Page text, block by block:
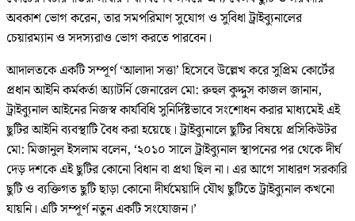
অবকাশ ভোগ করেন, তার সমপরিমাণ সুযোগ ও সুবিধা ট্রাইব্যুনালের
চেয়ারম্যান ও সদস্যরাও ভোগ করতে পারবেন।
আদালতকে একটি সম্পূর্ণ ‘আলাদা সত্তা’ হিসেবে উল্লেখ করে সুপ্রিম কোর্টের
প্রধান আইনি কর্মকর্তা অ্যাটর্নি জেনারেল মো: রুহুল কুদ্দুস কাজল জানান,
ট্রাইব্যুনাল আইনের নিজস্ব কার্যবিধি সুনির্দিষ্টভাবে সংশোধন করার মাধ্যমেই এই
ছুটির আইনি ব্যবস্থাটি বৈধ করা হয়েছে। ট্রাইব্যুনালে ছুটির বিষয়ে প্রসিকিউটর
মো: মিজানুল ইসলাম বলেন, ‘২০১০ সালে ট্রাইব্যুনাল স্থাপনের পর থেকে দীর্ঘ
দেড় দশকে এই ছুটির কোনো বিধান বা প্রথা ছিল না। এর আগে সাধারণ সরকারি
ছুটি ও ব্যক্তিগত ছুটি ছাড়া কোনো দীর্ঘমেয়াদি যৌথ ছুটিতে ট্রাইব্যুনাল কখনো
যায়নি। এটি সম্পূর্ণ নতুন একটি সংযোজন।’